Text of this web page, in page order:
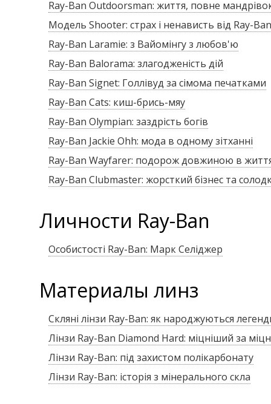
Ray-Ban Outdoorsman: життя, повне
Модель Shooter: страх і ненависть від Ray-Ban
Ray-Ban Laramie: з Вайомінгу з любов'ю
Ray-Ban Balorama: злагодженість дій
Ray-Ban Signet: Голлівуд за сімома печатками
Ray-Ban Cats: киш-брись-мяу
Ray-Ban Olympian: заздрість богів
Ray-Ban Jackie Ohh: мода в одному зітханні
Ray-Ban Wayfarer: подорож довжиною в
Ray-Ban Clubmaster: жорсткий бізнес та
Личности Ray-Ban
Особистості Ray-Ban: Марк Селіджер
Материалы линз
Скляні лінзи Ray-Ban: як народжуються
Лінзи Ray-Ban Diamond Hard: міцніший за
Лінзи Ray-Ban: під захистом полікарбонату
Лінзи Ray-Ban: історія з мінерального скла